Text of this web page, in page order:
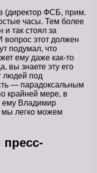
(директор ФСБ, прим.
часы. Тем более
и так стоял за
вопрос этот должен
подумал, что
ему даже как-то
вы знаете эту его
людей под
— парадоксальным
крайней мере, в
ему Владимир
мы легко можем